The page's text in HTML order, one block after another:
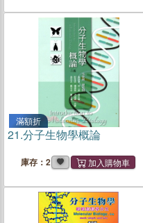
滿額折
21.分子生物學概論
庫存：2